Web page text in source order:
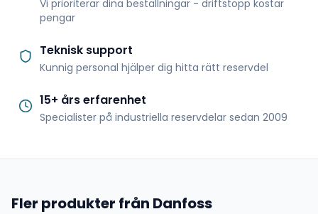
Vi prioriterar dina beställningar - driftstopp kostar
pengar
Teknisk support
Kunnig personal hjälper dig hitta rätt reservdel
15+ års erfarenhet
Specialister på industriella reservdelar sedan 2009
Fler produkter från Danfoss